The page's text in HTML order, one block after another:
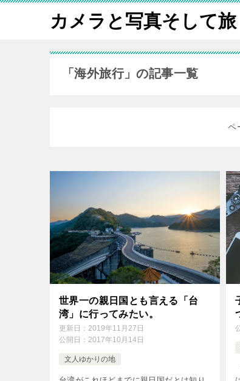
カメラと写真そして旅
「海外旅行」の記事一覧
ペ
世界一の親日国とも言える「台
湾」に行ってみたい。
更新日： 2019年11月27日
公開日： 2017年10月14日
文人ゆかりの地